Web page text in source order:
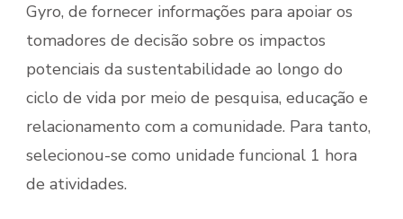
Gyro, de fornecer informações para apoiar os
tomadores de decisão sobre os impactos
potenciais da sustentabilidade ao longo do
ciclo de vida por meio de pesquisa, educação e
relacionamento com a comunidade. Para tanto,
selecionou-se como unidade funcional 1 hora
de atividades.